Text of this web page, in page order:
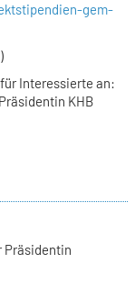
gem-
Interessierte an:
KHB
Präsidentin